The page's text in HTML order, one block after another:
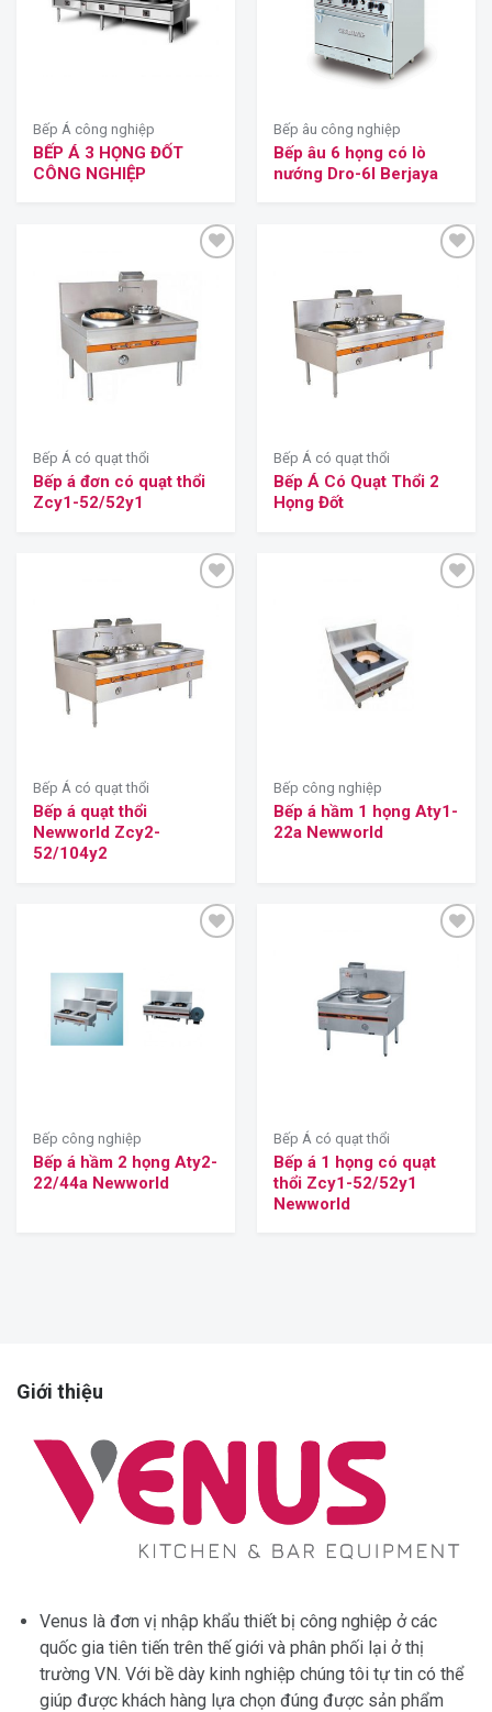
Bếp Á công nghiệp
BẾP Á 3 HỌNG ĐỐT
CÔNG NGHIỆP
Bếp âu công nghiệp
Bếp âu 6 họng có lò
nướng Dro-6l Berjaya
Bếp Á có quạt thổi
Bếp á đơn có quạt thổi
Zcy1-52/52y1
Bếp Á có quạt thổi
Bếp Á Có Quạt Thổi 2
Họng Đốt
Bếp Á có quạt thổi
Bếp á quạt thổi
Newworld Zcy2-
52/104y2
Bếp công nghiệp
Bếp á hầm 1 họng Aty1-
22a Newworld
Bếp công nghiệp
Bếp á hầm 2 họng Aty2-
22/44a Newworld
Bếp Á có quạt thổi
Bếp á 1 họng có quạt
thổi Zcy1-52/52y1
Newworld
Giới thiệu
Venus là đơn vị nhập khẩu thiết bị công nghiệp ở các
quốc gia tiên tiến trên thế giới và phân phối lại ở thị
trường VN. Với bề dày kinh nghiệp chúng tôi tự tin có thể
giúp được khách hàng lựa chọn đúng được sản phẩm